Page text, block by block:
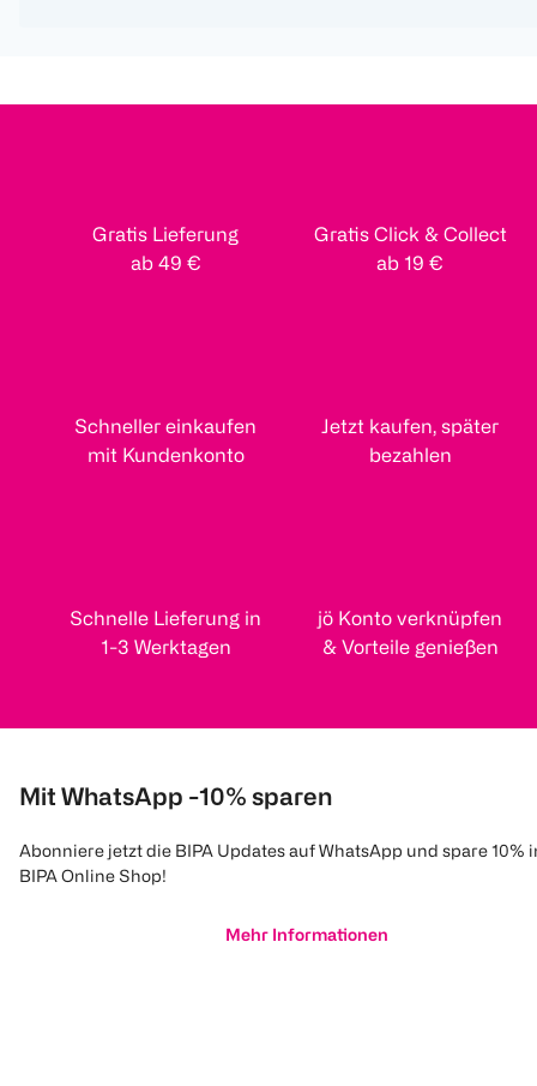
Gratis Lieferung
ab 49 €
Gratis Click & Collect
ab 19 €
Schneller einkaufen
mit Kundenkonto
Jetzt kaufen, später
bezahlen
Schnelle Lieferung in
1-3 Werktagen
jö Konto verknüpfen
& Vorteile genießen
Mit WhatsApp -10% sparen
Abonniere jetzt die BIPA Updates auf WhatsApp und spare 10%
BIPA Online Shop!
Mehr Informationen